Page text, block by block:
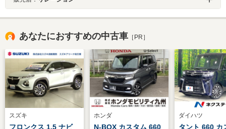
あなたにおすすめの中古車 ［PR］
スズキ
フロンクス 1.5 ナビ
ホンダ
N-BOX カスタム 660
ダイハツ
タント 660 カ